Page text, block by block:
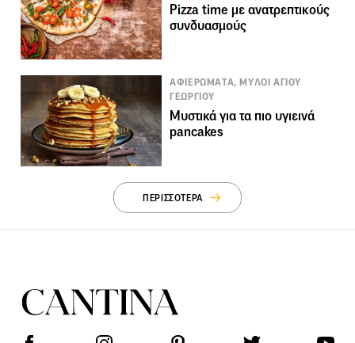
Pizza time με ανατρεπτικούς
συνδυασμούς
ΑΦΙΕΡΩΜΑΤΑ, ΜΥΛΟΙ ΑΓΙΟΥ
ΓΕΩΡΓΙΟΥ
Μυστικά για τα πιο υγιεινά
pancakes
ΠΕΡΙΣΣΟΤΕΡΑ